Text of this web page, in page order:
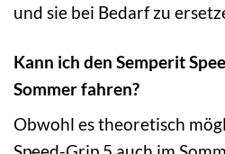
und sie bei Bedarf zu
Kann ich den Semperit
Sommer fahren?
Obwohl es theoretisch